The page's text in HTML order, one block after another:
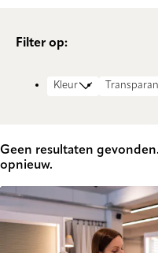
Filter op:
Kleur
Geen resultaten
opnieuw.